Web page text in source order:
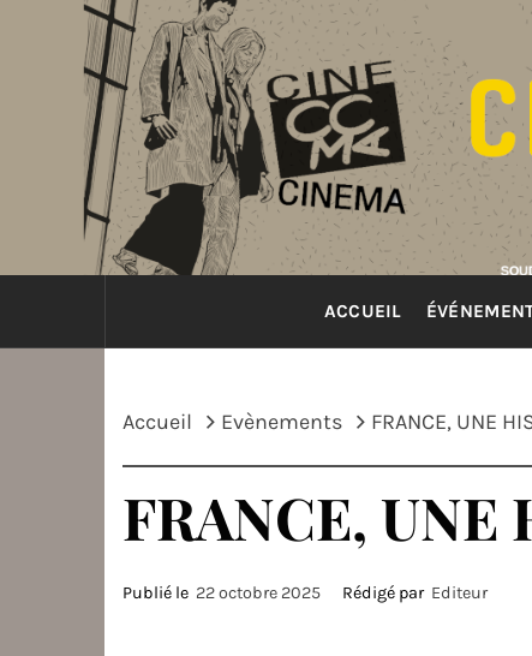
ACCUEIL
Accueil Evènements FRANCE, UNE
FRANCE, UNE
Publié le 22 octobre 2025 Rédigé par Editeur